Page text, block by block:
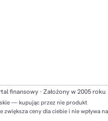
finansowy · Założony w 2005 roku
— kupując przez nie produkt
ceny dla ciebie i nie wpływa na